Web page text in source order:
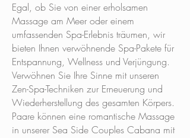
Egal, ob Sie von einer erholsamen
Massage am Meer oder einem
umfassenden Spa-Erlebnis träumen, wir
bieten Ihnen verwöhnende Spa-Pakete für
Entspannung, Wellness und Verjüngung.
Verwöhnen Sie Ihre Sinne mit unseren
Zen-Spa-Techniken zur Erneuerung und
Wiederherstellung des gesamten Körpers.
Paare können eine romantische Massage
in unserer Sea Side Couples Cabana mit